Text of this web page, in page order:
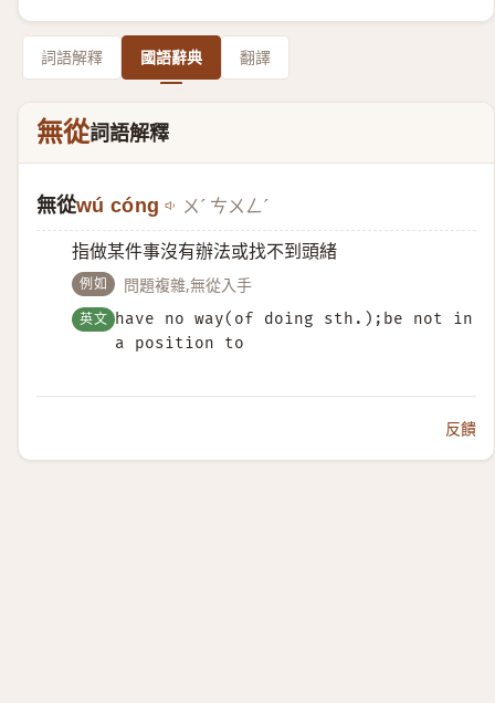
詞語解釋 國語辭典 翻譯
無從詞語解釋
無從wú cóng ㄨˊ ㄘㄨㄥˊ
指做某件事沒有辦法或找不到頭緒
例如 問題複雜,無從入手
英文 have no way(of doing sth.);be not in
a position to
反饋